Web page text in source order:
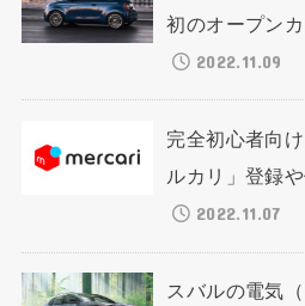
初のオープン
2022.11.09
完全初心者向
ルカリ」登録
2022.11.07
スバルの電気